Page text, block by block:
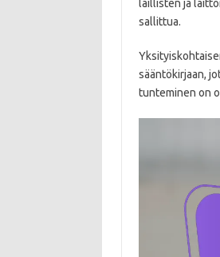
laillisten ja
sallittua.
sääntökirjaan,
tunteminen on